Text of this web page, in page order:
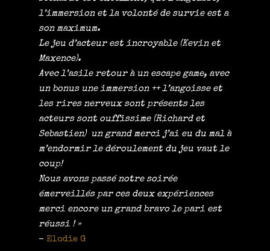
l’immersion et la volonté de survie est a
son maximum.
Le jeu d’acteur est incroyable (Kevin et
Maxence).
Avec l’asile retour à un escape game, avec
un bonus une immersion ++ l’angoisse et
les rires nerveux sont présents les
acteurs sont ouffissime (Richard et
Sebastien) un grand merci j’ai eu du mal à
m’endormir le déroulement du jeu vaut le
coup!
Nous avons passé notre soirée
émerveillés par ces deux expériences
merci encore un grand bravo le pari est
réussi ! »
– Elodie G